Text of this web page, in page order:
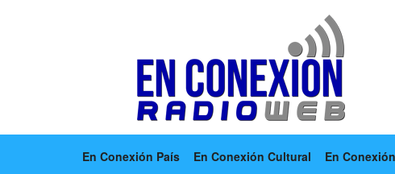
En Conexión País En Conexión Cultural En